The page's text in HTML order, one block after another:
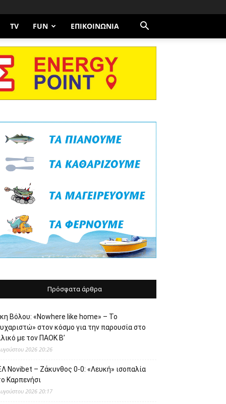
TV FUN ΕΠΙΚΟΙΝΩΝΊΑ
Πρόσφατα άρθρα
Βόλου: «Nowhere like home» – Το
στον κόσμο για την παρουσία στο
με τον ΠΑΟΚ Β’
2026 20:26
Novibet – Ζάκυνθος 0-0: «Λευκή» ισοπαλία
Καρπενήσι
2026 20:17